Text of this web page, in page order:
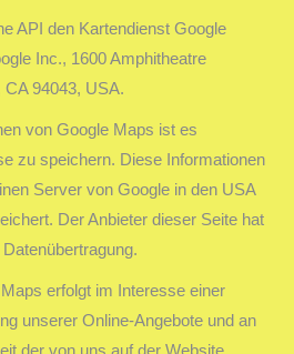
API den Kartendienst Google
Inc., 1600 Amphitheatre
94043, USA.
von Google Maps ist es
zu speichern. Diese Informationen
Server von Google in den USA
Der Anbieter dieser Seite hat
erfolgt im Interesse einer
unserer Online-Angebote und an
der von uns auf der Website